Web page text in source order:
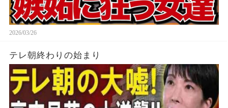
2026/03/26
テレ朝終わりの始まり